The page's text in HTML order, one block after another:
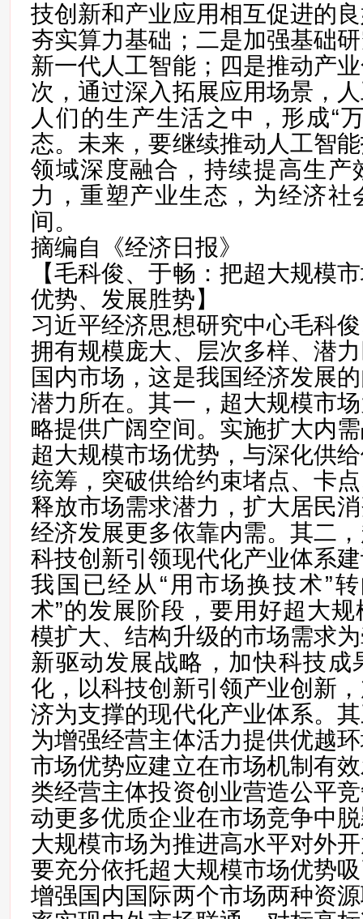
技创新和产业应用相互促进的
夯实算力基础；二是加强基础
新一代人工智能；四是推动产
次，通过深入拓展应用场景，
人们的生产生活之中，形成“
态。未来，要继续推动人工智
领域深度融合，持续提高生产
力，重塑产业生态，为经济社
间。
摘编自《经济日报》
【毛科俊、于畅：把超大规模
优势、发展胜势】
习近平经济思想研究中心毛科
拥有规模庞大、层次多样、潜
国内市场，这是我国经济发展
潜力所在。其一，超大规模市
略提供广阔空间。实施扩大内
超大规模市场优势，与深化供
统筹，突破供给约束堵点、卡
释放市场需求潜力，扩大居民
经济发展更多依靠内需。其二
科技创新引领现代化产业体系
我国已经从“用市场换技术”
术”的发展阶段，要用好超大
模扩大、结构升级的市场需求
新驱动发展战略，加快科技成
化，以科技创新引领产业创新
济为支撑的现代化产业体系。
为增强经营主体活力提供优越
市场优势应建立在市场机制有
类经营主体投资创业营造公平
动更多优质企业在市场竞争中
大规模市场为推进高水平对外
要充分依托超大规模市场优势
增强国内国际两个市场两种资